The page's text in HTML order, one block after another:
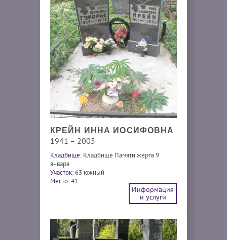
КРЕЙН ИННА ИОСИФОВНА
1941 – 2005
Кладбище: Кладбище Памяти жертв 9
января
Участок:63 южный
Место:41
Информация
и услуги